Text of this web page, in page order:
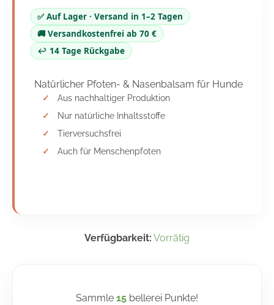
✅ Auf Lager · Versand in 1–2 Tagen
🚚 Versandkostenfrei ab 70 €
↩️ 14 Tage Rückgabe
Natürlicher Pfoten- & Nasenbalsam für Hunde
Aus nachhaltiger Produktion
Nur natürliche Inhaltsstoffe
Tierversuchsfrei
Auch für Menschenpfoten
Verfügbarkeit: Vorrätig
Sammle 15 bellerei Punkte!